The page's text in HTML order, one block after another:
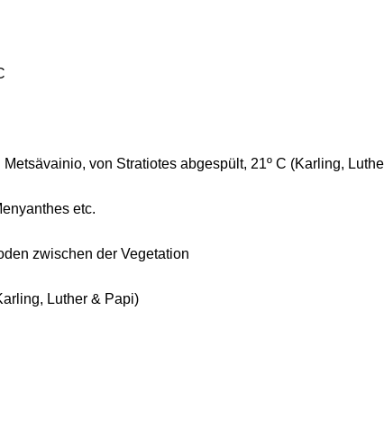
von Stratiotes abgespült, 21º C (Karling,
etc.
zwischen der Vegetation
Luther & Papi)